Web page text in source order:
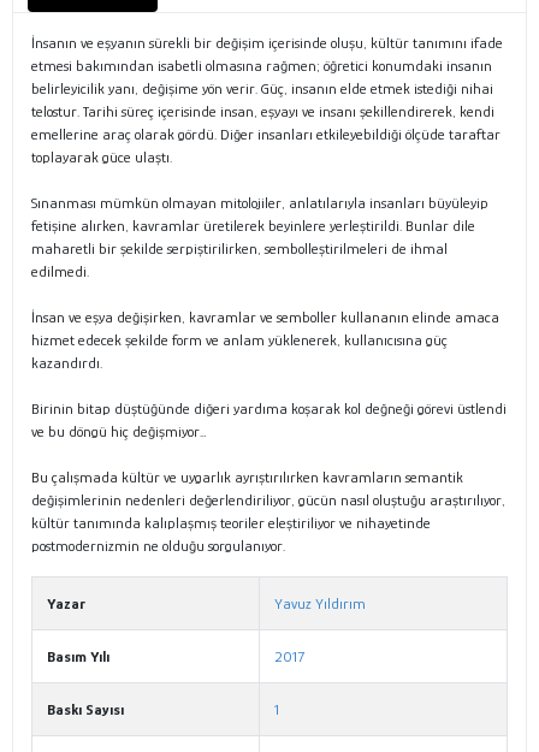
İnsanın ve eşyanın sürekli bir değişim içerisinde oluşu, kültür tanımını ifade
etmesi bakımından isabetli olmasına rağmen; öğretici konumdaki insanın
belirleyicilik yanı, değişime yön verir. Güç, insanın elde etmek istediği nihai
telostur. Tarihi süreç içerisinde insan, eşyayı ve insanı şekillendirerek, kendi
emellerine araç olarak gördü. Diğer insanları etkileyebildiği ölçüde taraftar
toplayarak güce ulaştı.
Sınanması mümkün olmayan mitolojiler, anlatılarıyla insanları büyüleyip
fetişine alırken, kavramlar üretilerek beyinlere yerleştirildi. Bunlar dile
maharetli bir şekilde serpiştirilirken, sembolleştirilmeleri de ihmal
edilmedi.
İnsan ve eşya değişirken, kavramlar ve semboller kullananın elinde amaca
hizmet edecek şekilde form ve anlam yüklenerek, kullanıcısına güç
kazandırdı.
Birinin bitap düştüğünde diğeri yardıma koşarak kol değneği görevi üstlendi
ve bu döngü hiç değişmiyor…
Bu çalışmada kültür ve uygarlık ayrıştırılırken kavramların semantik
değişimlerinin nedenleri değerlendiriliyor, gücün nasıl oluştuğu araştırılıyor,
kültür tanımında kalıplaşmış teoriler eleştiriliyor ve nihayetinde
postmodernizmin ne olduğu sorgulanıyor.
Yazar Yavuz Yıldırım
Basım Yılı 2017
Baskı Sayısı 1